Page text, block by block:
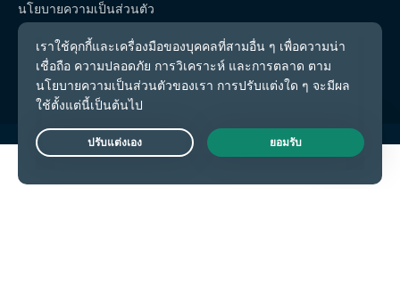
นโยบายความเป็นส่วนตัว
เงื่อนไขการให้บริการ
การตั้งค่าคุกกี้
Live Chat